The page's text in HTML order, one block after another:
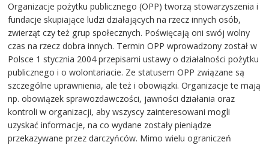
Organizacje pożytku publicznego (OPP) tworzą stowarzyszenia i
fundacje skupiające ludzi działających na rzecz innych osób,
zwierząt czy też grup społecznych. Poświęcają oni swój wolny
czas na rzecz dobra innych. Termin OPP wprowadzony został w
Polsce 1 stycznia 2004 przepisami ustawy o działalności pożytku
publicznego i o wolontariacie. Ze statusem OPP związane są
szczególne uprawnienia, ale też i obowiązki. Organizacje te mają
np. obowiązek sprawozdawczości, jawności działania oraz
kontroli w organizacji, aby wszyscy zainteresowani mogli
uzyskać informacje, na co wydane zostały pieniądze
przekazywane przez darczyńców. Mimo wielu ograniczeń